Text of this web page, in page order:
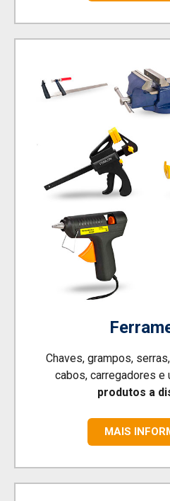
Chaves, grampos,
cabos, carregadores e
produtos a
MAIS